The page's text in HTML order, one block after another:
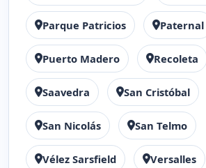
Parque Patricios Paternal
Puerto Madero Recoleta
Saavedra San Cristóbal
San Nicolás San Telmo
Vélez Sarsfield Versalles